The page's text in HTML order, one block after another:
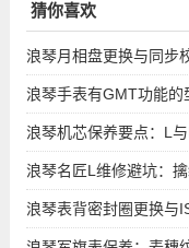
猜你喜欢
浪琴月相盘更换与同步
浪琴手表有GMT功能的
浪琴机芯保养要点：L
浪琴名匠L维修避坑：
浪琴表背密封圈更换与